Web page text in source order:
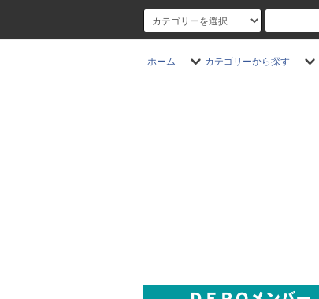
ホーム カテゴリーから探す